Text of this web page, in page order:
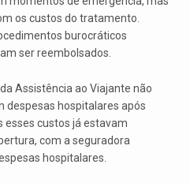
os custos do tratamento.
burocráticos
ser reembolsados.
Assistência ao Viajante não
despesas hospitalares após
custos já estavam
com a seguradora
hospitalares.